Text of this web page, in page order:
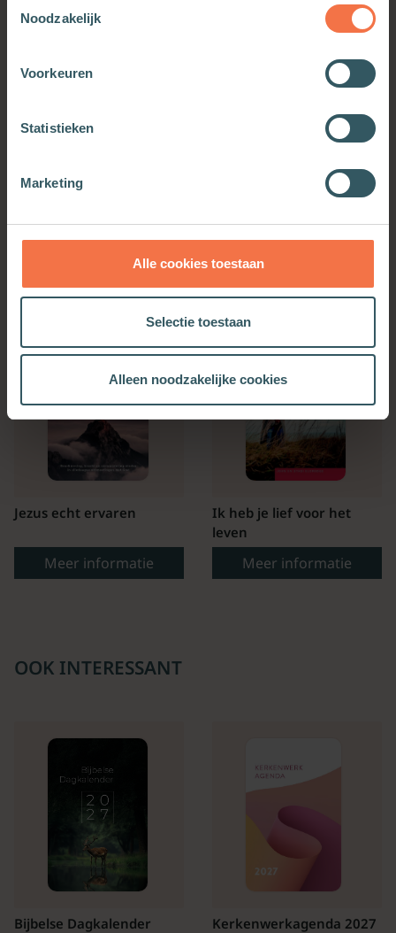
Noodzakelijk
Voorkeuren
Statistieken
Marketing
Alle cookies toestaan
Selectie toestaan
Alleen noodzakelijke cookies
Jezus echt ervaren
Meer informatie
Ik heb je lief voor het
leven
Meer informatie
OOK INTERESSANT
Bijbelse Dagkalender
Kerkenwerkagenda 2027